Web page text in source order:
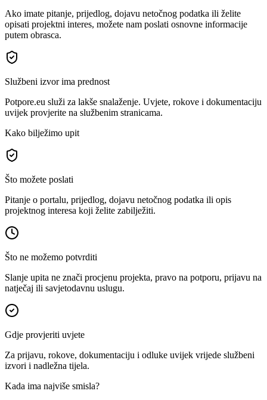
Ako imate pitanje, prijedlog, dojavu netočnog podatka ili želite
opisati projektni interes, možete nam poslati osnovne informacije
putem obrasca.
Službeni izvor ima prednost
Potpore.eu služi za lakše snalaženje. Uvjete, rokove i dokumentaciju
uvijek provjerite na službenim stranicama.
Kako bilježimo upit
Što možete poslati
Pitanje o portalu, prijedlog, dojavu netočnog podatka ili opis
projektnog interesa koji želite zabilježiti.
Što ne možemo potvrditi
Slanje upita ne znači procjenu projekta, pravo na potporu, prijavu na
natječaj ili savjetodavnu uslugu.
Gdje provjeriti uvjete
Za prijavu, rokove, dokumentaciju i odluke uvijek vrijede službeni
izvori i nadležna tijela.
Kada ima najviše smisla?